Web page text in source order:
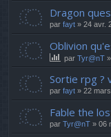
Dragon
par fayt » 24 avr.
Oblivion
par Tyr@nT
Sortie rpg ?
par fayt » 22
Fable the
par Tyr@nT » 06